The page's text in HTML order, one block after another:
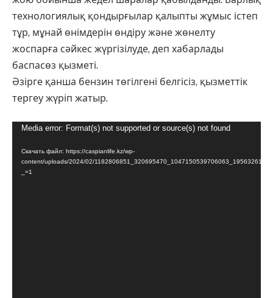
технологиялық қондырғылар қалыпты жұмыс істеп
тұр, мұнай өнімдерін өндіру және жөнелту
жоспарға сәйкес жүргізілуде, деп хабарлады
баспасөз қызметі.
Әзірге қанша бензин төгілгені белгісіз, қызметтік
тергеу жүріп жатыр.
Видеоплеер
Media error: Format(s) not supported or source(s) not found
Скачать файл: https://caspianlife.kz/wp-
content/uploads/2024/02/
_=1